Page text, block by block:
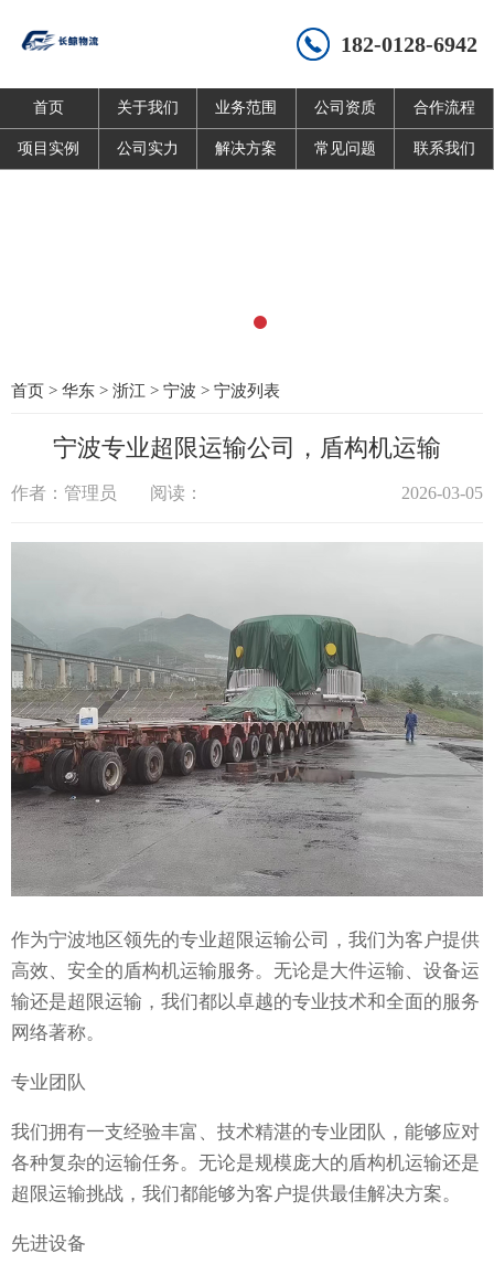
182-0128-6942
首页 关于我们 业务范围 公司资质 合作流程
项目实例 公司实力 解决方案 常见问题 联系我们
首页 > 华东 > 浙江 > 宁波 > 宁波列表
宁波专业超限运输公司，盾构机运输
作者：管理员 阅读： 2026-03-05
作为宁波地区领先的专业超限运输公司，我们为客户提供
高效、安全的盾构机运输服务。无论是大件运输、设备运
输还是超限运输，我们都以卓越的专业技术和全面的服务
网络著称。
专业团队
我们拥有一支经验丰富、技术精湛的专业团队，能够应对
各种复杂的运输任务。无论是规模庞大的盾构机运输还是
超限运输挑战，我们都能够为客户提供最佳解决方案。
先进设备